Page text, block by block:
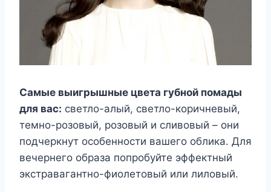
Самые выигрышные цвета губной помады
для вас: светло-алый, светло-коричневый,
темно-розовый, розовый и сливовый – они
подчеркнут особенности вашего облика. Для
вечернего образа попробуйте эффектный
экстравагантно-фиолетовый или лиловый.